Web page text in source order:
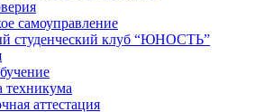
самоуправление
студенческий клуб “ЮНОСТЬ”
техникума
аттестация